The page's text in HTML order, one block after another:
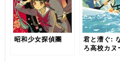
昭和少女探偵團
君と漕ぐ:
ろ高校カヌ